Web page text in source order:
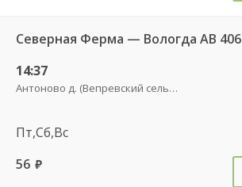
Северная Ферма — Вологда АВ 406
14:37
Антоново д. (Вепревский сельсовет)
Пт,Сб,Вс
56 руб.